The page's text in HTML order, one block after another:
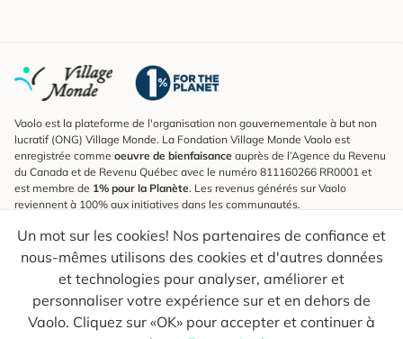
Un mot sur les cookies! Nos partenaires de confiance et
nous-mêmes utilisons des cookies et d'autres données
et technologies pour analyser, améliorer et
personnaliser votre expérience sur et en dehors de
Vaolo. Cliquez sur «OK» pour accepter et continuer à
Vaolo est la plateforme de l'organisation non gouvernementale à but non
lucratif (ONG) Village Monde. La Fondation Village Monde Vaolo est
enregistrée comme oeuvre de bienfaisance auprès de l’Agence du Revenu
du Canada et de Revenu Québec avec le numéro 811160266 RR0001 et
est membre de 1% pour la Planète. Les revenus générés sur Vaolo
reviennent à 100% aux initiatives dans les communautés.
S'inscrire à l'infolettre
Pour connaître les nouveautés, suivre nos explorateurs et recevoir des
astuces pour des voyages plus conscients.
Ton courriel Envoyer